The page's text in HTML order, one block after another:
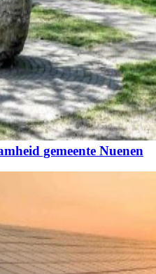
gemeente Nuenen